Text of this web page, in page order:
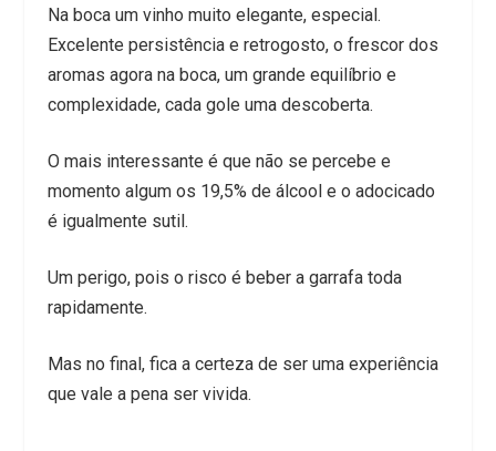
Na boca um vinho muito elegante, especial.
Excelente persistência e retrogosto, o frescor dos
aromas agora na boca, um grande equilíbrio e
complexidade, cada gole uma descoberta.
O mais interessante é que não se percebe e
momento algum os 19,5% de álcool e o adocicado
é igualmente sutil.
Um perigo, pois o risco é beber a garrafa toda
rapidamente.
Mas no final, fica a certeza de ser uma experiência
que vale a pena ser vivida.